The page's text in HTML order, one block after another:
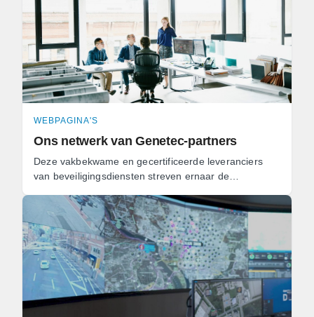
WEBPAGINA'S
Ons netwerk van Genetec-partners
Deze vakbekwame en gecertificeerde leveranciers
van beveiligingsdiensten streven ernaar de
beveiligingseisen en - ...